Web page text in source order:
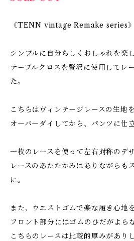
《TENN vintage Remake series》
シンプルに自分らしくおしゃれを楽
テーブルクロスを贅沢に使用してレ
た。
こちらはヴィンテージレースの生地
オーバーダイしてから、パンツに仕
一枚のレースを使って左右対称のデ
レースのあたたかみはありながらも
に。
また、ウエストゴムで楽な履き心地
フロント部分にはゴムのひだがよら
こちらのレースは比較的厚みがあり